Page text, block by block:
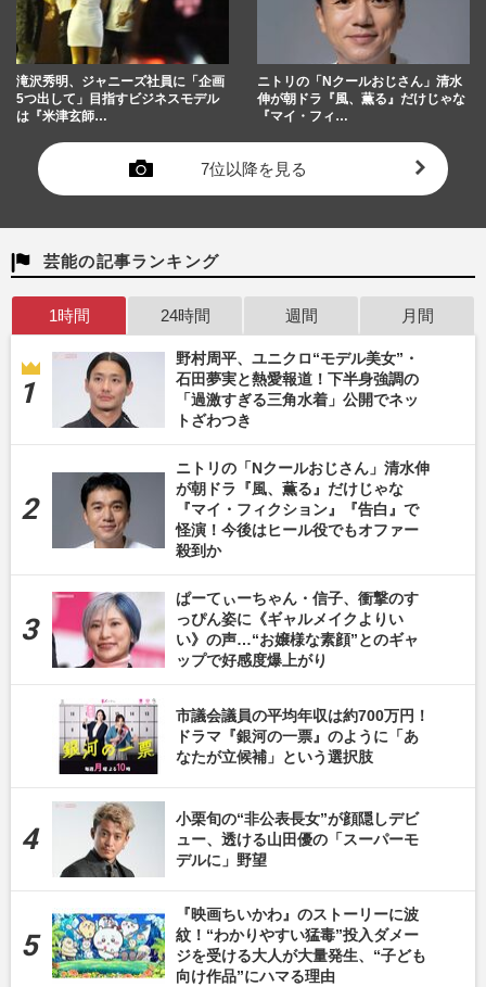
滝沢秀明、ジャニーズ社員に「企画
5つ出して」目指すビジネスモデル
は『米津玄師…
ニトリの「Nクールおじさん」清水
伸が朝ドラ『風、薫る』だけじゃな
『マイ・フィ…
7位以降を見る
芸能の記事ランキング
1時間 24時間 週間 月間
野村周平、ユニクロ“モデル美女”・
石田夢実と熱愛報道！下半身強調の
「過激すぎる三角水着」公開でネッ
トざわつき
ニトリの「Nクールおじさん」清水伸
が朝ドラ『風、薫る』だけじゃな
『マイ・フィクション』『告白』で
怪演！今後はヒール役でもオファー
殺到か
ぱーてぃーちゃん・信子、衝撃のす
っぴん姿に《ギャルメイクよりい
い》の声…“お嬢様な素顔”とのギャ
ップで好感度爆上がり
市議会議員の平均年収は約700万円！
ドラマ『銀河の一票』のように「あ
なたが立候補」という選択肢
小栗旬の“非公表長女”が顔隠しデビ
ュー、透ける山田優の「スーパーモ
デルに」野望
『映画ちいかわ』のストーリーに波
紋！“わかりやすい猛毒”投入ダメー
ジを受ける大人が大量発生、“子ども
向け作品”にハマる理由